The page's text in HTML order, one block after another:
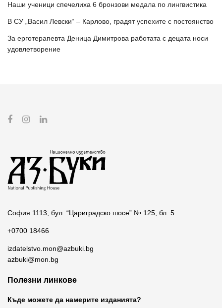
Наши ученици спечелиха 6 бронзови медала по лингвистика
В СУ „Васил Левски“ – Карлово, градят успехите с постоянство
За ерготерапевта Деница Димитрова работата с децата носи
удовлетворение
София 1113, бул. “Цариградско шосе” № 125, бл. 5
+0700 18466
izdatelstvo.mon@azbuki.bg
azbuki@mon.bg
Полезни линкове
Къде можете да намерите изданията?